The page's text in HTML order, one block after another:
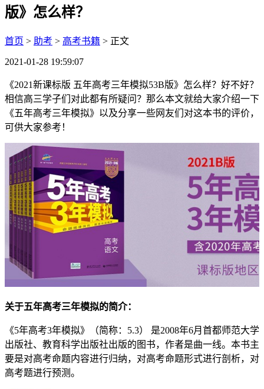
版》怎么样？
首页 > 助考 > 高考书籍 > 正文
2021-01-28 19:59:07
《2021新课标版 五年高考三年模拟53B版》怎么样？好不好？
相信高三学子们对此都有所疑问？那么本文就给大家介绍一下
《五年高考三年模拟》以及分享一些网友们对这本书的评价，
可供大家参考！
关于五年高考三年模拟的简介：
《5年高考3年模拟》（简称：5.3） 是2008年6月首都师范大学
出版社、教育科学出版社出版的图书，作者是曲一线。本书主
要是对高考命题内容进行归纳，对高考命题形式进行剖析，对
高考题进行预测。